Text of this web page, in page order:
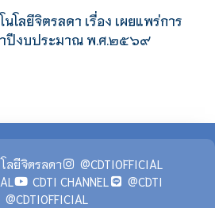
โลยีจิตรลดา เรื่อง เผยแพร่การ
ปีงบประมาณ พ.ศ.๒๕๖๙
ลยีจิตรลดา
@CDTIOFFICIAL
CDTI CHANNEL
@CDTI
@CDTIOFFICIAL